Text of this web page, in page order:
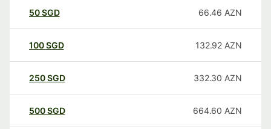
50SGD 66.46 AZN
100SGD 132.92 AZN
250SGD 332.30 AZN
500SGD 664.60 AZN